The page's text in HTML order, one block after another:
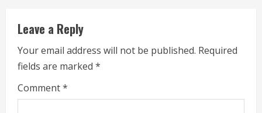
Leave a Reply
Your email address will not be published. Required
fields are marked *
Comment*